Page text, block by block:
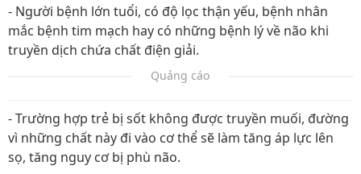
- Người bệnh lớn tuổi, có độ lọc thận yếu, bệnh nhân
mắc bệnh tim mạch hay có những bệnh lý về não khi
truyền dịch chứa chất điện giải.
Quảng cáo
- Trường hợp trẻ bị sốt không được truyền muối, đường
vì những chất này đi vào cơ thể sẽ làm tăng áp lực lên
sọ, tăng nguy cơ bị phù não.